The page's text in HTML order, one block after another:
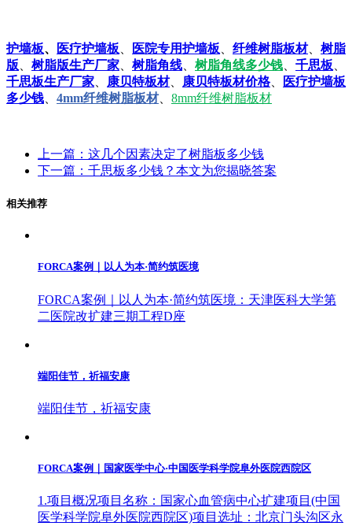
护墙板、 医疗护墙板 医院专用护墙板 纤维树脂板材、 树脂
版
树脂版生产厂家 树脂角线 树脂角线多少钱 千思板
千思板生产厂家
康贝特板材、 康贝特板材价格、
医疗护墙板
多少钱
4mm纤维树脂板材、 8mm纤维树脂板材
上一篇：这几个因素决定了树脂板多少钱
下一篇：千思板多少钱？本文为您揭晓答案
相关推荐
FORCA案例｜以人为本·简约筑医境
FORCA案例｜以人为本·简约筑医境：天津医科大学第
二医院改扩建三期工程D座
端阳佳节，祈福安康
端阳佳节，祈福安康
FORCA案例｜国家医学中心·中国医学科学院阜外医院西院区
1.项目概况项目名称：国家心血管病中心扩建项目(中国
医学科学院阜外医院西院区)项目选址：北京门头沟区永